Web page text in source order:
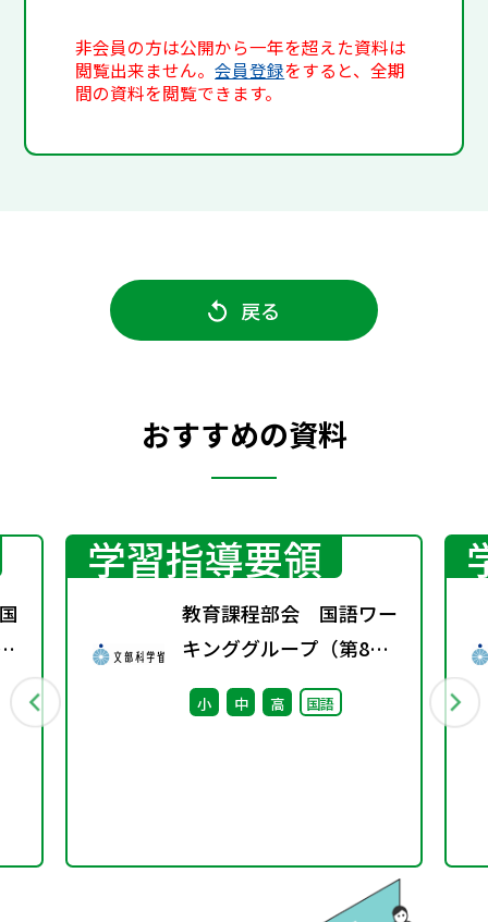
非会員の方は公開から一年を超えた資料は
閲覧出来ません。会員登録をすると、全期
間の資料を閲覧できます。
戻る
おすすめの資料
学習指導要領
教育課程部会 国語ワー
キンググループ（第8
回） 配付資料
小 中 高 国語